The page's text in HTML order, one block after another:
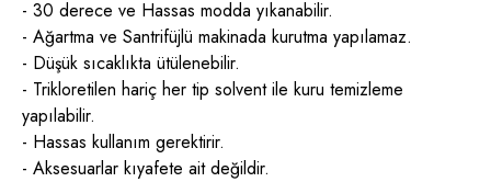
- 30 derece ve Hassas modda yıkanabilir.
- Ağartma ve Santrifüjlü makinada kurutma yapılamaz.
- Düşük sıcaklıkta ütülenebilir.
- Trikloretilen hariç her tip solvent ile kuru temizleme
yapılabilir.
- Hassas kullanım gerektirir.
- Aksesuarlar kıyafete ait değildir.